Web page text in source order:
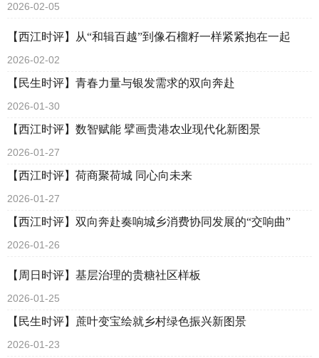
2026-02-05
【西江时评】从“和辑百越”到像石榴籽一样紧紧抱在一起
2026-02-02
【民生时评】青春力量与银发需求的双向奔赴
2026-01-30
【西江时评】数智赋能 擘画贵港农业现代化新图景
2026-01-27
【西江时评】荷商聚荷城 同心向未来
2026-01-27
【西江时评】双向奔赴奏响城乡消费协同发展的“交响曲”
2026-01-26
【周日时评】基层治理的贵糖社区样板
2026-01-25
【民生时评】蔗叶变宝绘就乡村绿色振兴新图景
2026-01-23